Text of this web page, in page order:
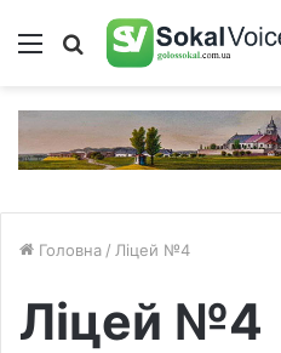
Меню Пошук
Головна / Ліцей №4
Ліцей №4